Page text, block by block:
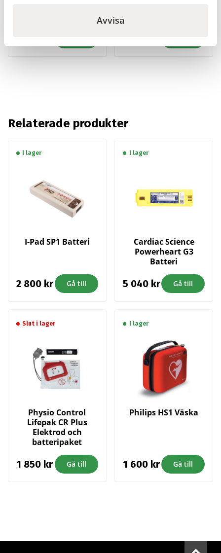
Avvisa
Relaterade produkter
I lager
I-Pad SP1 Batteri
2 800 kr Gå till
I lager
Cardiac Science
Powerheart G3
Batteri
5 040 kr Gå till
Slut i lager
Physio Control
Lifepak CR Plus
Elektrod och
batteripaket
1 850 kr Gå till
I lager
Philips HS1 Väska
1 600 kr Gå till